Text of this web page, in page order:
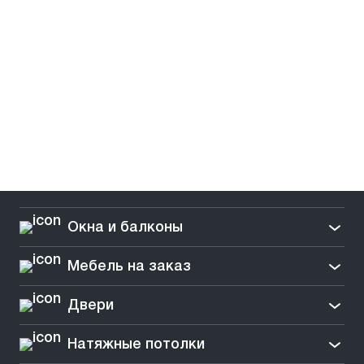
Окна и балконы
Мебель на заказ
Двери
Натяжные потолки